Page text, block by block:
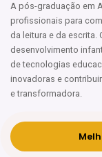
A pós-graduação em
profissionais para
da leitura e da
desenvolvimento
de tecnologias
inovadoras e
e transformadora.